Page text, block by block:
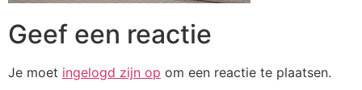
Geef een reactie
Je moet ingelogd zijn op om een reactie te plaatsen.